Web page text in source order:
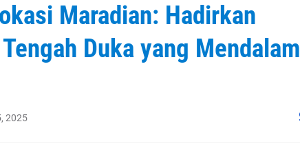
Maradian: Hadirkan
Duka yang Mendalam
2025